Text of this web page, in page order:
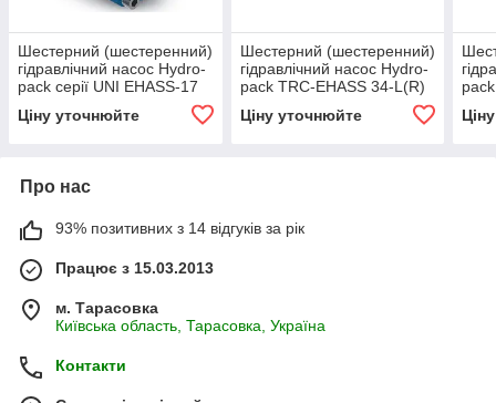
Шестерний (шестеренний)
гідравлічний насос Hydro-
pack серії UNI EHASS-17
Ціну уточнюйте
Шестерний (шестеренний)
гідравлічний насос Hydro-
pack TRC-EHASS 34-L(R)
Ціну уточнюйте
Про нас
93% позитивних з 14 відгуків за рік
Працює з 15.03.2013
м. Тарасовка
Київська область, Тарасовка, Україна
Контакти